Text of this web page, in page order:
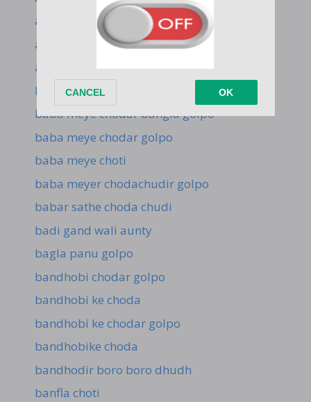
aunty ke chodar golpo
aunty ki panty
aunty se
baba meye bangla choti
baba meye chodar bangla golpo
baba meye chodar golpo
baba meye choti
baba meyer chodachudir golpo
babar sathe choda chudi
badi gand wali aunty
bagla panu golpo
bandhobi chodar golpo
bandhobi ke choda
bandhobi ke chodar golpo
bandhobike choda
bandhodir boro boro dhudh
banfla choti